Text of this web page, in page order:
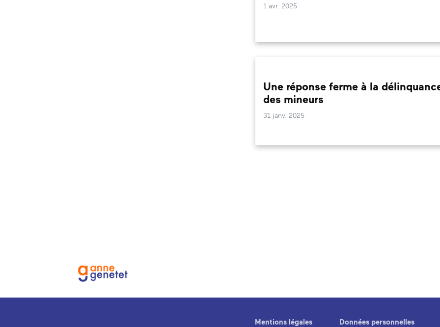
1 avr. 2025
Une réponse ferme à la
des mineurs
31 janv. 2025
Mentions légales Données personnelles